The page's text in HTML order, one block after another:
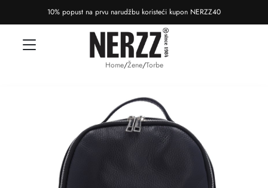
10% popust na prvu narudžbu koristeći kupon NERZZ40
Home/Žene/Torbe